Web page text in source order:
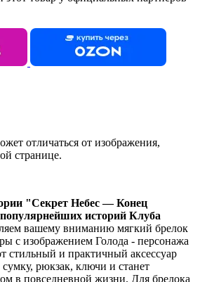
отличаться от изображения,
странице.
"Секрет Небес — Конец
историй Клуба
вашему вниманию мягкий брелок
с изображением Голода - персонажа
стильный и практичный аксессуар
рюкзак, ключи и станет
в повседневной жизни. Для брелока